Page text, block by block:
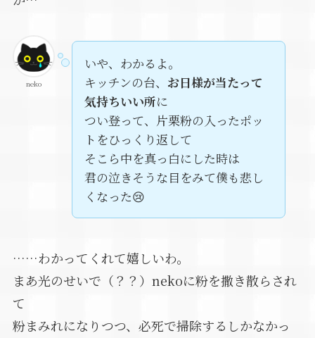
neko
いや、わかるよ。
キッチンの台、 お日様が当たって
気持ちいい所に
つい登って、片栗粉の入ったポッ
トをひっくり返して
そこら中を真っ白にした時は
君の泣きそうな目をみて僕も悲し
くなった😢
……わかってくれて嬉しいわ。
まあ光のせいで（？？）nekoに粉を撒き散らされ
て
粉まみれになりつつ、必死で掃除するしかなかっ